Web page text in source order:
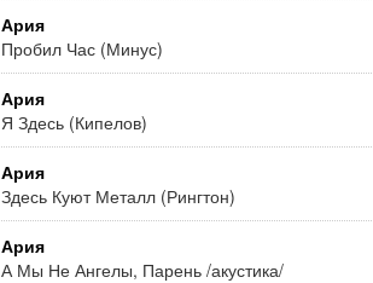
Ария
Пробил Час (Минус)
Ария
Я Здесь (Кипелов)
Ария
Здесь Куют Металл (Рингтон)
Ария
А Мы Не Ангелы, Парень /акустика/